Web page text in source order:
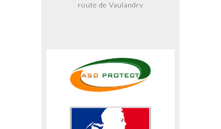
route de Vaulandry